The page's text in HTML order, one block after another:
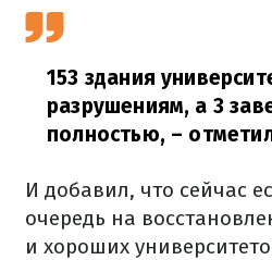
153 здания
разрушениям, а 3
полностью, –
И добавил, что сейчас
очередь на
и хороших